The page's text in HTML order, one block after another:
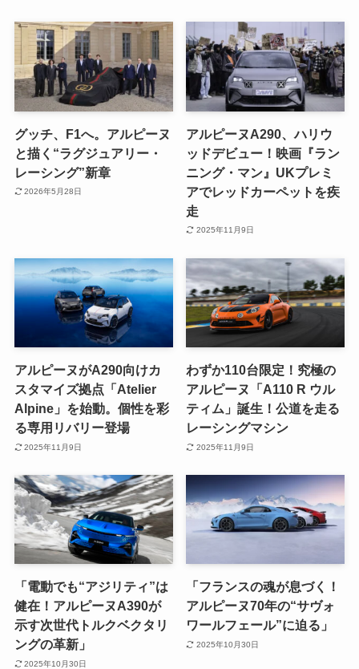
グッチ、F1へ。アルピーヌ
と描く“ラグジュアリー・
レーシング”新章
2026年5月28日
アルピーヌA290、ハリウ
ッドデビュー！映画『ラン
ニング・マン』UKプレミ
アでレッドカーペットを疾
走
2025年11月9日
アルピーヌがA290向けカ
スタマイズ拠点「Atelier
Alpine」を始動。個性を彩
る専用リバリー登場
2025年11月9日
わずか110台限定！究極の
アルピーヌ「A110 R ウル
ティム」誕生！公道を走る
レーシングマシン
2025年11月9日
「電動でも“アジリティ”は
健在！アルピーヌA390が
示す次世代トルクベクタリ
ングの革新」
2025年10月30日
「フランスの魂が息づく！
アルピーヌ70年の“サヴォ
ワールフェール”に迫る」
2025年10月30日